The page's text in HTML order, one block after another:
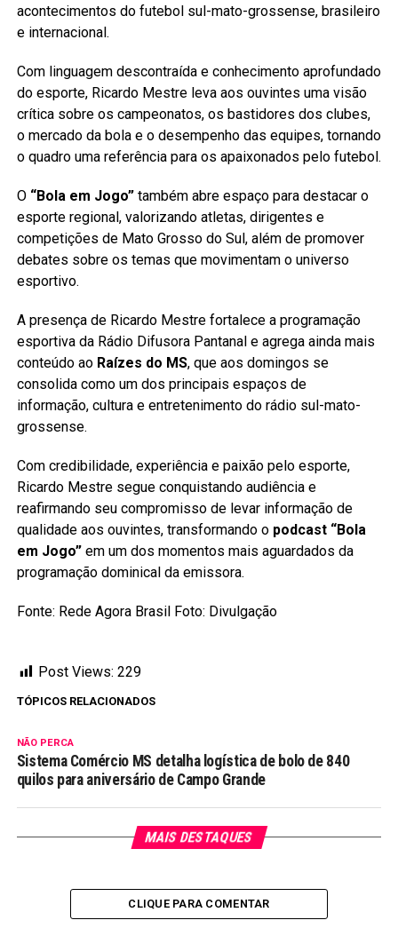
acontecimentos do futebol sul-mato-grossense, brasileiro
e internacional.
Com linguagem descontraída e conhecimento aprofundado
do esporte, Ricardo Mestre leva aos ouvintes uma visão
crítica sobre os campeonatos, os bastidores dos clubes,
o mercado da bola e o desempenho das equipes, tornando
o quadro uma referência para os apaixonados pelo futebol.
O “Bola em Jogo”também abre espaço para destacar o
esporte regional, valorizando atletas, dirigentes e
competições de Mato Grosso do Sul, além de promover
debates sobre os temas que movimentam o universo
esportivo.
A presença de Ricardo Mestre fortalece a programação
esportiva da Rádio Difusora Pantanal e agrega ainda mais
conteúdo ao Raízes do MS, que aos domingos se
consolida como um dos principais espaços de
informação, cultura e entretenimento do rádio sul-mato-
grossense.
Com credibilidade, experiência e paixão pelo esporte,
Ricardo Mestre segue conquistando audiência e
reafirmando seu compromisso de levar informação de
qualidade aos ouvintes, transformando o podcast “Bola
em Jogo”em um dos momentos mais aguardados da
programação dominical da emissora.
Fonte: Rede Agora Brasil Foto: Divulgação
Post Views: 229
TÓPICOS RELACIONADOS
NÃO PERCA
Sistema Comércio MS detalha logística de bolo de 840
quilos para aniversário de Campo Grande
MAIS DESTAQUES
CLIQUE PARA COMENTAR